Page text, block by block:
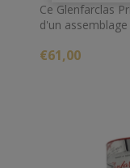
Ce Glenfarclas
d'un
la distillerie
€61,00